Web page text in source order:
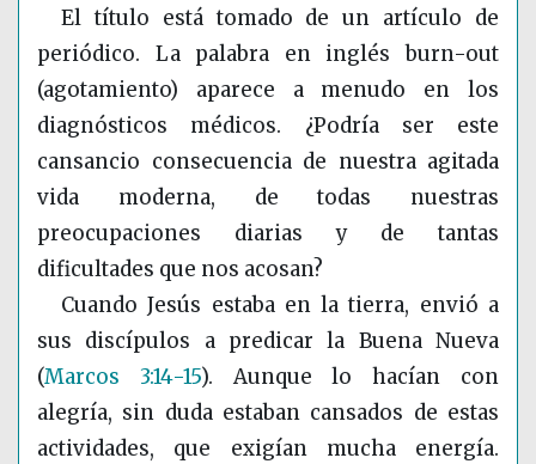
El título está tomado de un artículo de
periódico. La palabra en inglés burn-out
(agotamiento) aparece a menudo en los
diagnósticos médicos. ¿Podría ser este
cansancio consecuencia de nuestra agitada
vida moderna, de todas nuestras
preocupaciones diarias y de tantas
dificultades que nos acosan?
Cuando Jesús estaba en la tierra, envió a
sus discípulos a predicar la Buena Nueva
(Marcos 3:14-15). Aunque lo hacían con
alegría, sin duda estaban cansados de estas
actividades, que exigían mucha energía.